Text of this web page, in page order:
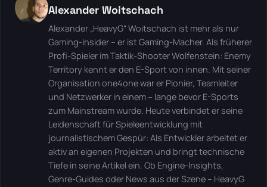
Alexander Woitschach
Alexander „HeavyG“ Woitschach ist mehr als nur
Gaming-Insider – er ist Gaming-Macher. Als früherer
Profi-Spieler im Taktik-Shooter Wolfenstein: Enemy
Territory kennt er den E-Sport von innen. Mit seiner
Organisation one4one war er Pionier, Teamleiter
und Netzwerker in einem – lange bevor E-Sports
zum Mainstream wurde. Heute verbindet er seine
Leidenschaft für Spieleentwicklung mit
journalistischem Gespür: Als Entwickler arbeitet er
aktiv an eigenen Projekten und bringt technische
Tiefe in seine Artikel ein. Ob Engine-Insights,
Genre-Guides oder News aus der Szene – HeavyG